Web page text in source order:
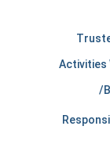
Activities